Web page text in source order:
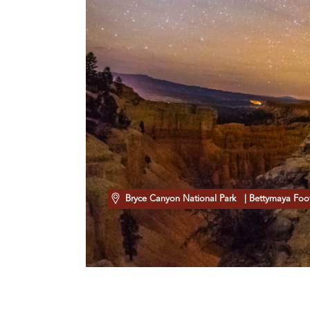
Bryce Canyon National Park | Bettymaya